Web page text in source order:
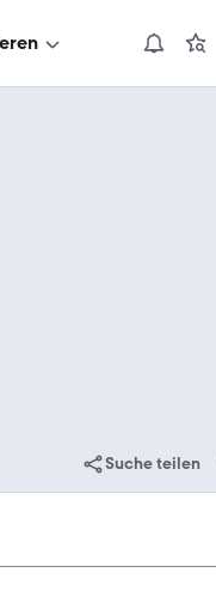
Suche teilen